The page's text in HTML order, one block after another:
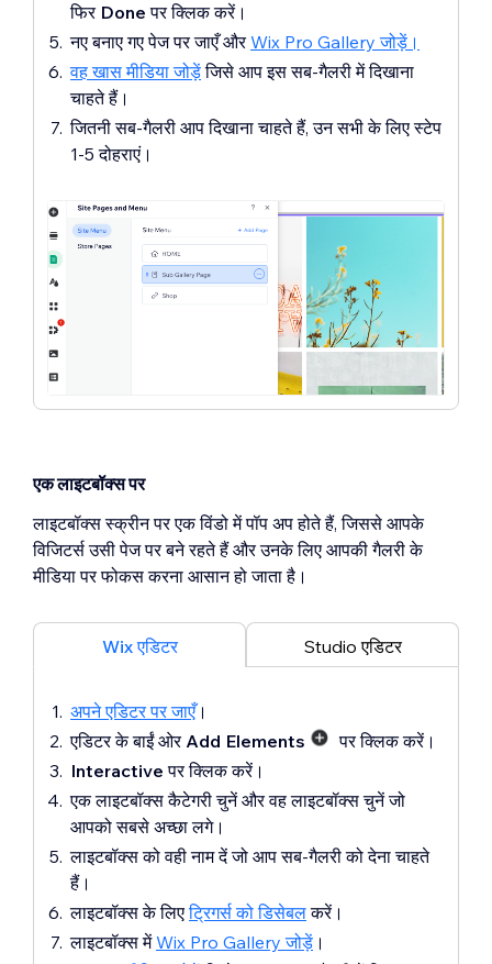
फिर Done पर क्लिक करें।
नए बनाए गए पेज पर जाएँ औरWix Pro Gallery जोड़ें।
वह खास मीडिया जोड़ेंजिसे आप इस सब-गैलरी में दिखाना
चाहते हैं।
जितनी सब-गैलरी आप दिखाना चाहते हैं, उन सभी के लिए स्टेप
1-5 दोहराएं।
एक लाइटबॉक्स पर
लाइटबॉक्स स्क्रीन पर एक विंडो में पॉप अप होते हैं, जिससे आपके
विजिटर्स उसी पेज पर बने रहते हैं और उनके लिए आपकी गैलरी के
मीडिया पर फोकस करना आसान हो जाता है।
Wix एडिटर Studio एडिटर
अपने एडिटर पर जाएँ।
एडिटर के बाईं ओर Add Elements
पर क्लिक करें।
Interactive पर क्लिक करें।
एक लाइटबॉक्स कैटेगरी चुनें और वह लाइटबॉक्स चुनें जो
आपको सबसे अच्छा लगे।
लाइटबॉक्स को वही नाम दें जो आप सब-गैलरी को देना चाहते
हैं।
लाइटबॉक्स के लिएट्रिगर्स को डिसेबलकरें।
लाइटबॉक्स मेंWix Pro Gallery जोड़ें ।